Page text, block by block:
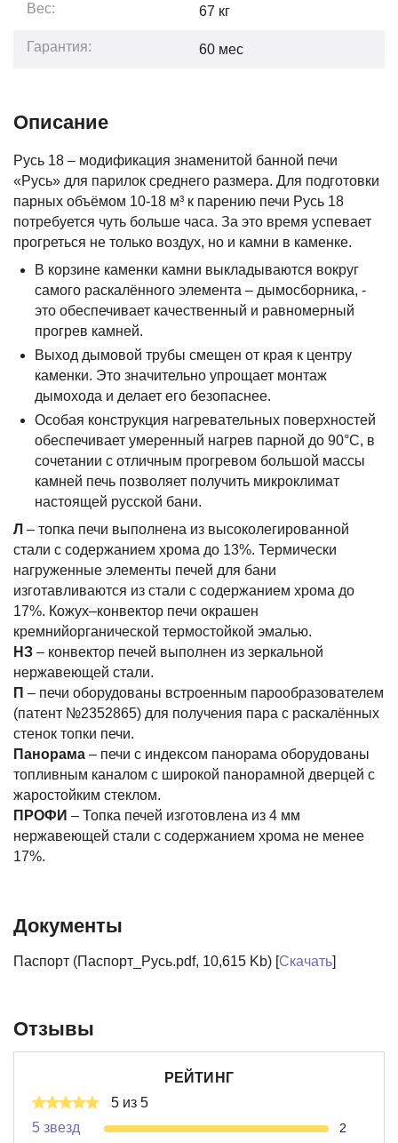
Вес: 67 кг
Гарантия: 60 мес
Описание
Русь 18 – модификация знаменитой банной печи
«Русь» для парилок среднего размера. Для подготовки
парных объёмом 10-18 м³ к парению печи Русь 18
потребуется чуть больше часа. За это время успевает
прогреться не только воздух, но и камни в каменке.
В корзине каменки камни выкладываются вокруг
самого раскалённого элемента – дымосборника, -
это обеспечивает качественный и равномерный
прогрев камней.
Выход дымовой трубы смещен от края к центру
каменки. Это значительно упрощает монтаж
дымохода и делает его безопаснее.
Особая конструкция нагревательных поверхностей
обеспечивает умеренный нагрев парной до 90°С, в
сочетании с отличным прогревом большой массы
камней печь позволяет получить микроклимат
настоящей русской бани.
Л – топка печи выполнена из высоколегированной
стали с содержанием хрома до 13%. Термически
нагруженные элементы печей для бани
изготавливаются из стали с содержанием хрома до
17%. Кожух–конвектор печи окрашен
кремнийорганической термостойкой эмалью.
НЗ – конвектор печей выполнен из зеркальной
нержавеющей стали.
П – печи оборудованы встроенным парообразователем
(патент №2352865) для получения пара с раскалённых
стенок топки печи.
Панорама – печи с индексом панорама оборудованы
топливным каналом с широкой панорамной дверцей с
жаростойким стеклом.
ПРОФИ – Топка печей изготовлена из 4 мм
нержавеющей стали с содержанием хрома не менее
17%.
Документы
Паспорт (Паспорт_Русь.pdf, 10,615 Kb) [Скачать]
Отзывы
РЕЙТИНГ
5 из 5
5 звезд
2